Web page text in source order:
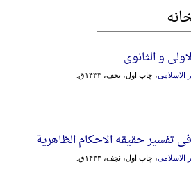
و الثانوی
الاسلامی، چاپ اول، نجف، ۱۴۳۳ق.
فی تفسیر حقیقه الاحکام الظاهریة
الاسلامی، چاپ اول، نجف، ۱۴۳۳ق.